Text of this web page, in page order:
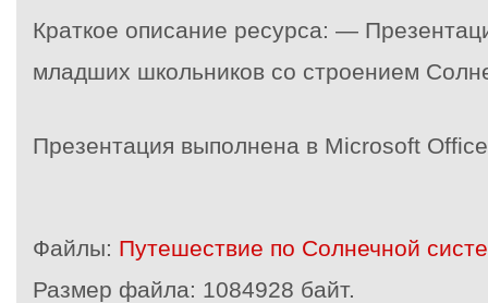
Краткое описание ресурса: —
младших школьников со строением
Презентация выполнена в Microsoft
Файлы: Путешествие по Солнечной
Размер файла: 1084928 байт.